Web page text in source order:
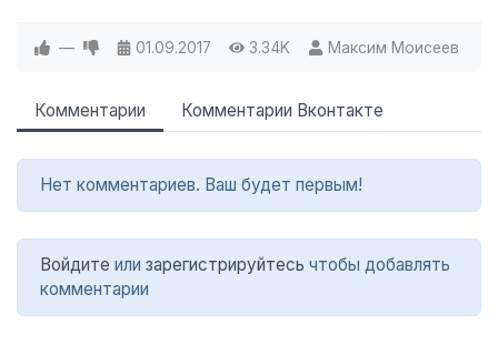
— 01.09.2017 3.34K Максим Моисеев
Комментарии Комментарии Вконтакте
Нет комментариев. Ваш будет первым!
Войдите или зарегистрируйтесь чтобы добавлять
комментарии